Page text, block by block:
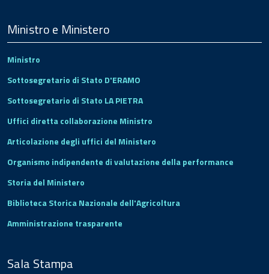
Footer
Ministro e Ministero
Ministro
Sottosegretario di Stato D'ERAMO
Sottosegretario di Stato LA PIETRA
Uffici diretta collaborazione Ministro
Articolazione degli uffici del Ministero
Organismo indipendente di valutazione della performance
Storia del Ministero
Biblioteca Storica Nazionale dell'Agricoltura
Amministrazione trasparente
Sala Stampa